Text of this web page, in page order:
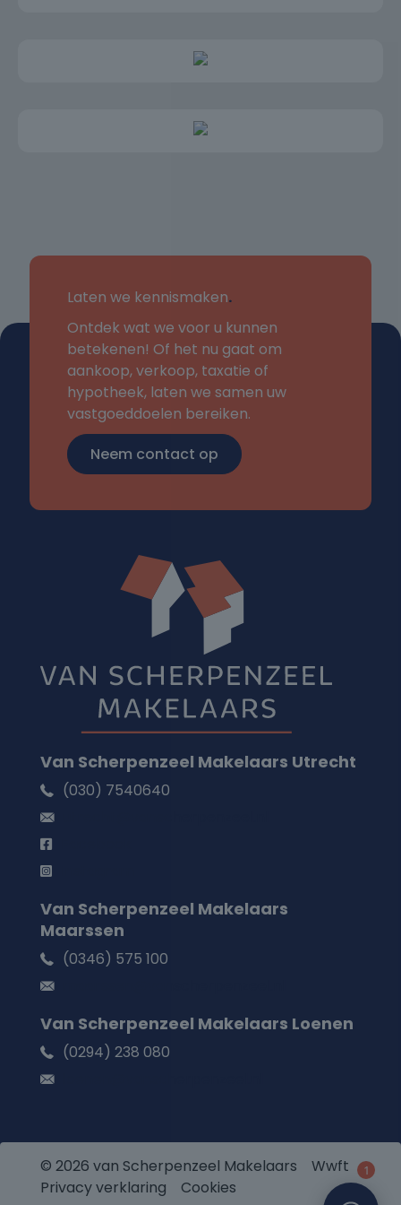
Laten we kennismaken.
Ontdek wat we voor u kunnen
betekenen! Of het nu gaat om
aankoop, verkoop, taxatie of
hypotheek, laten we samen uw
vastgoeddoelen bereiken.
Neem contact op
Van Scherpenzeel Makelaars Utrecht
(030) 7540640
Van Scherpenzeel Makelaars
Maarssen
(0346) 575 100
Van Scherpenzeel Makelaars Loenen
(0294) 238 080
© 2026 van Scherpenzeel Makelaars Wwft
Privacy verklaring
Cookies
1